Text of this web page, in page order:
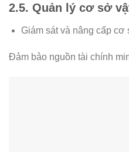
2.5. Quản lý cơ sở
Giám sát và nâng cấp cơ
Đảm bảo nguồn tài chính